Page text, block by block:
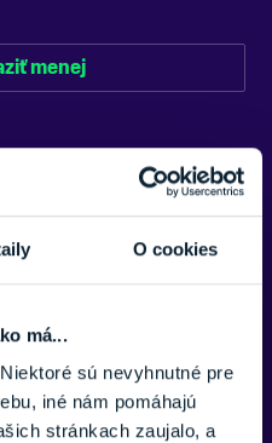
O cookies
má...
sú nevyhnutné pre
iné nám pomáhajú
stránkach zaujalo, a
menej
informácii? Sme tu